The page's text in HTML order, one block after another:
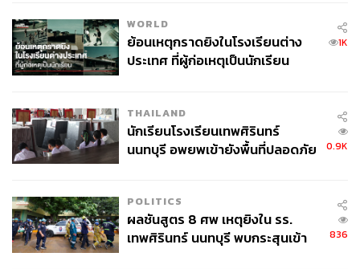
WORLD
ย้อนเหตุกราดยิงในโรงเรียนต่าง
ประเทศ ที่ผู้ก่อเหตุเป็นนักเรียน
1K
THAILAND
นักเรียนโรงเรียนเทพศิรินทร์
นนทบุรี อพยพเข้ายังพื้นที่ปลอดภัย
0.9K
POLITICS
ผลชันสูตร 8 ศพ เหตุยิงใน รร.
เทพศิรินทร์ นนทบุรี พบกระสุนเข้า
836